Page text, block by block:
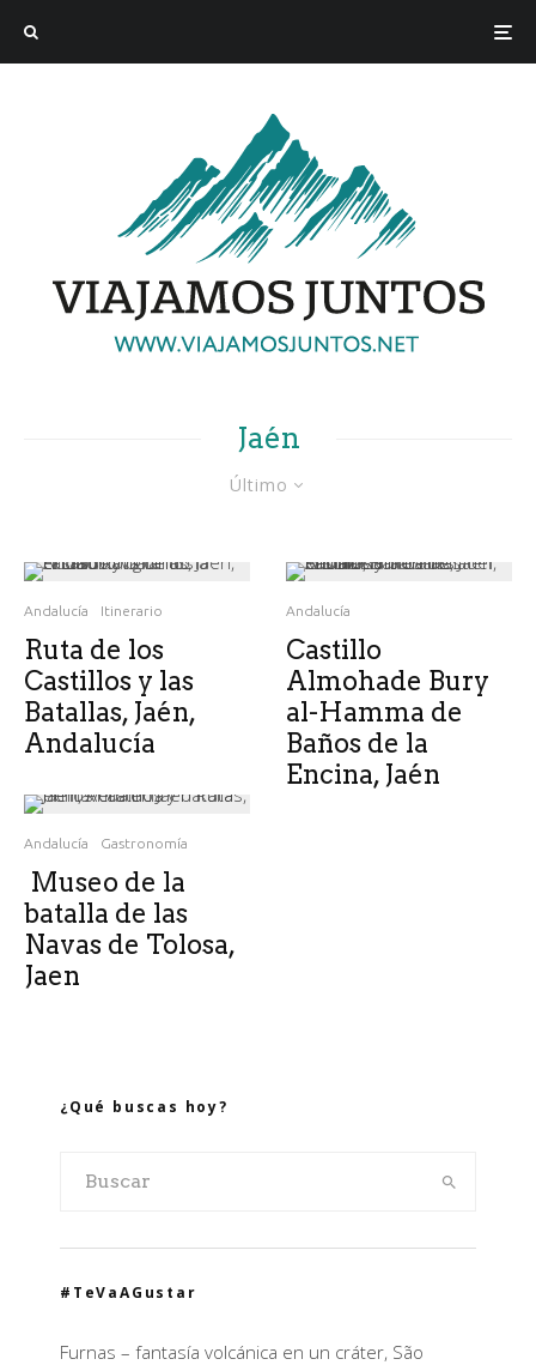
Jaén
Último
Andalucía Itinerario
Ruta de los
Castillos y las
Batallas, Jaén,
Andalucía
Andalucía Gastronomía
Museo de la
batalla de las
Navas de Tolosa,
Jaen
Andalucía
Castillo
Almohade Bury
al-Hamma de
Baños de la
Encina, Jaén
¿Qué buscas hoy?
#TeVaAGustar
Furnas – fantasía volcánica en un cráter, São